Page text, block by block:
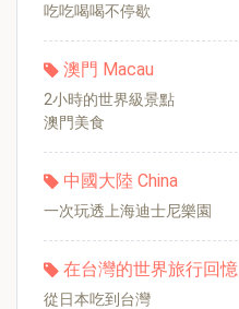
吃吃喝喝不停歇
澳門 Macau
2小時的世界級景點
澳門美食
中國大陸 China
一次玩透上海迪士尼樂園
在台灣的世界旅行回憶
從日本吃到台灣